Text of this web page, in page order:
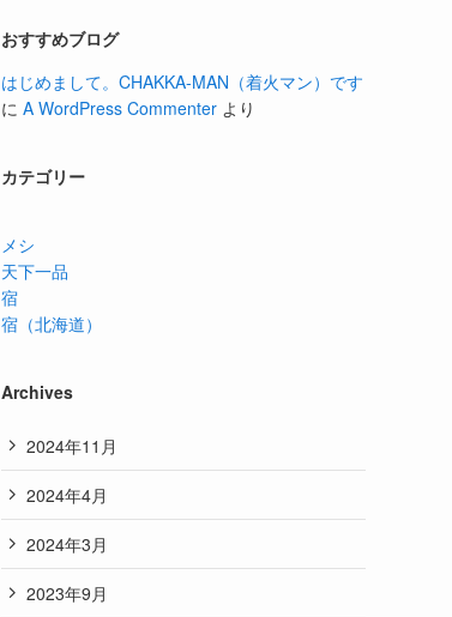
おすすめブログ
はじめまして。CHAKKA-MAN（着火マン）です
に A WordPress Commenter より
カテゴリー
メシ
天下一品
宿
宿（北海道）
Archives
2024年11月
2024年4月
2024年3月
2023年9月